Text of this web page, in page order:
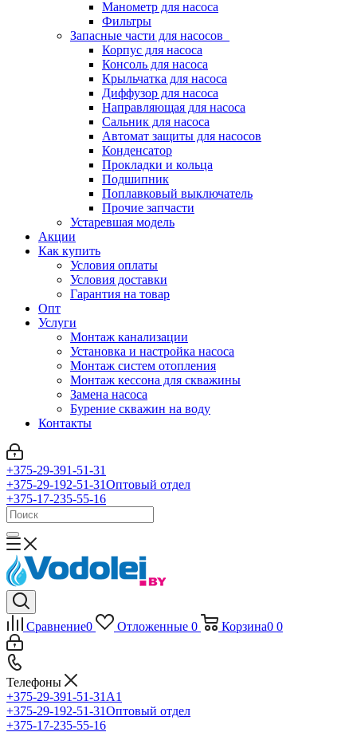
Манометр для насоса
Фильтры
Запасные части для насосов
Корпус для насоса
Консоль для насоса
Крыльчатка для насоса
Диффузор для насоса
Направляющая для насоса
Сальник для насоса
Автомат защиты для насосов
Конденсатор
Прокладки и кольца
Подшипник
Поплавковый выключатель
Прочие запчасти
Устаревшая модель
Акции
Как купить
Условия оплаты
Условия доставки
Гарантия на товар
Опт
Услуги
Монтаж канализации
Установка и настройка насоса
Монтаж систем отопления
Монтаж кессона для скважины
Замена насоса
Бурение скважин на воду
Контакты
+375-29-391-51-31
+375-29-192-51-31Оптовый отдел
+375-17-235-55-16
Сравнение0 Отложенные 0 Корзина0 0
Телефоны
+375-29-391-51-31 A1
+375-29-192-51-31Оптовый отдел
+375-17-235-55-16